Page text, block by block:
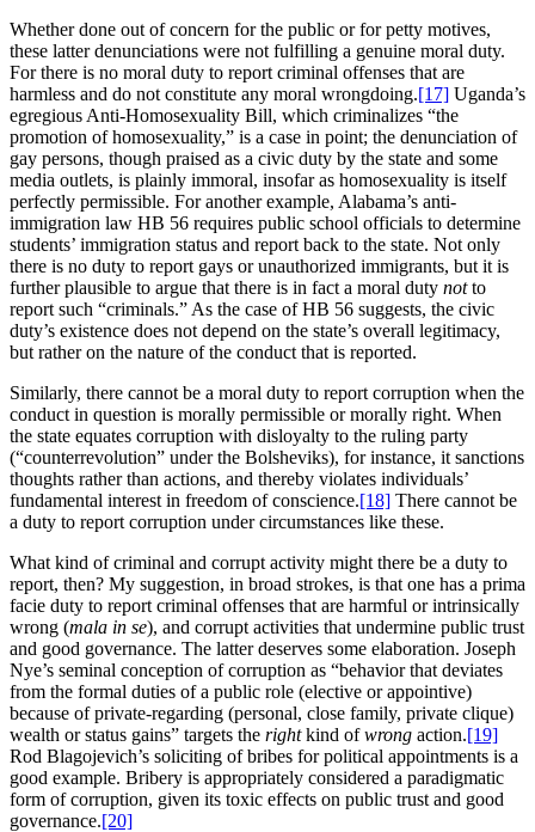
Whether done out of concern for the public or for petty motives,
these latter denunciations were not fulfilling a genuine moral duty.
For there is no moral duty to report criminal offenses that are
harmless and do not constitute any moral wrongdoing.[17] Uganda’s
egregious Anti-Homosexuality Bill, which criminalizes “the
promotion of homosexuality,” is a case in point; the denunciation of
gay persons, though praised as a civic duty by the state and some
media outlets, is plainly immoral, insofar as homosexuality is itself
perfectly permissible. For another example, Alabama’s anti-
immigration law HB 56 requires public school officials to determine
students’ immigration status and report back to the state. Not only
there is no duty to report gays or unauthorized immigrants, but it is
further plausible to argue that there is in fact a moral duty notto
report such “criminals.” As the case of HB 56 suggests, the civic
duty’s existence does not depend on the state’s overall legitimacy,
but rather on the nature of the conduct that is reported.
Similarly, there cannot be a moral duty to report corruption when the
conduct in question is morally permissible or morally right. When
the state equates corruption with disloyalty to the ruling party
(“counterrevolution” under the Bolsheviks), for instance, it sanctions
thoughts rather than actions, and thereby violates individuals’
fundamental interest in freedom of conscience.[18] There cannot be
a duty to report corruption under circumstances like these.
What kind of criminal and corrupt activity might there be a duty to
report, then? My suggestion, in broad strokes, is that one has a prima
facie duty to report criminal offenses that are harmful or intrinsically
wrong (mala in se), and corrupt activities that undermine public trust
and good governance. The latter deserves some elaboration. Joseph
Nye’s seminal conception of corruption as “behavior that deviates
from the formal duties of a public role (elective or appointive)
because of private-regarding (personal, close family, private clique)
wealth or status gains” targets the rightkind ofwrong action.[19]
Rod Blagojevich’s soliciting of bribes for political appointments is a
good example. Bribery is appropriately considered a paradigmatic
form of corruption, given its toxic effects on public trust and good
governance.[20]